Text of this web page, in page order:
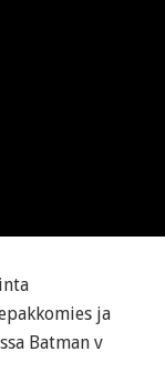
ja
Batman v